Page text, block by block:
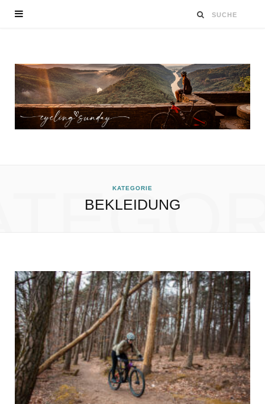
KATEGORIE
BEKLEIDUNG